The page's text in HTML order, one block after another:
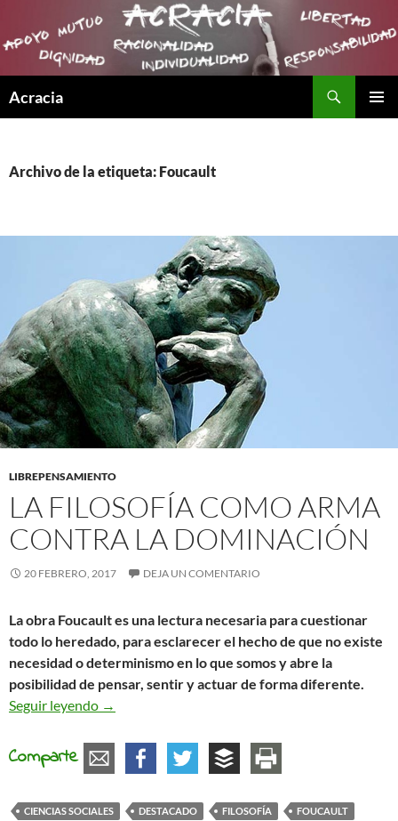
Acracia
Archivo de la etiqueta: Foucault
LIBREPENSAMIENTO
LA FILOSOFÍA COMO ARMA
CONTRA LA DOMINACIÓN
20 FEBRERO, 2017 DEJA UN COMENTARIO
La obra Foucault es una lectura necesaria para cuestionar
todo lo heredado, para esclarecer el hecho de que no existe
necesidad o determinismo en lo que somos y abre la
posibilidad de pensar, sentir y actuar de forma diferente.
Seguir leyendo La filosofía como arma contra la dominación
→
Comparte
CIENCIAS SOCIALES DESTACADO FILOSOFÍA
FOUCAULT